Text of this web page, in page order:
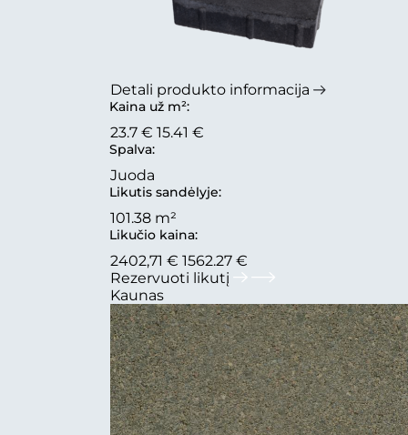
Detali produkto informacija
Kaina už m²:
23.7 € 15.41 €
Spalva:
Juoda
Likutis sandėlyje:
101.38 m²
Likučio kaina:
2402,71 € 1562.27 €
Rezervuoti likutį
Kaunas